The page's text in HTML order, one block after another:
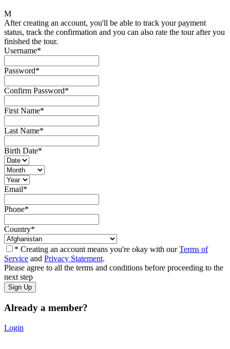
After creating an account, you'll be able to track your payment
status, track the confirmation and you can also rate the tour after you
finished the tour.
Username*
Password*
Confirm Password*
First Name*
Last Name*
Birth Date*
Email*
Phone*
Country*
* Creating an account means you're okay with ourTerms of
Service and Privacy Statement.
Please agree to all the terms and conditions before proceeding to the
next step
Already a member?
Login